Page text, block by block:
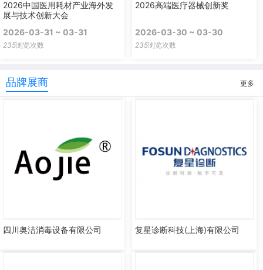
2026中国医用耗材产业海外发
展与技术创新大会
2026-03-31 ~ 03-31
235浏览次数
2026高端医疗器械创新奖
2026-03-30 ~ 03-30
235浏览次数
品牌展商 更多
四川奥洁消毒设备有限公司 复星诊断科技(上海)有限公司